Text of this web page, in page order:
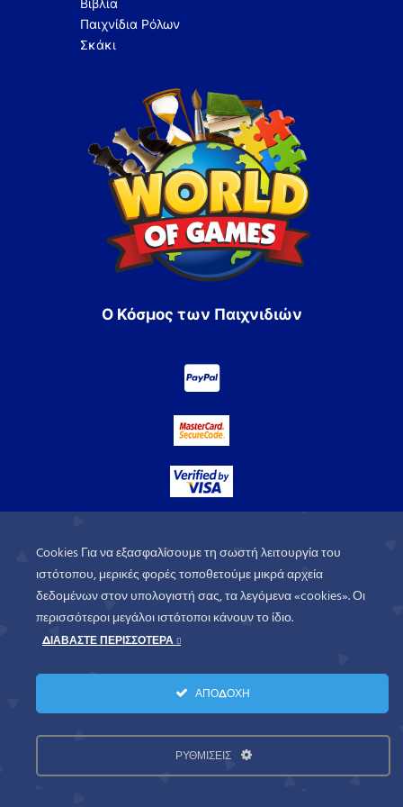
Βιβλία
Παιχνίδια Ρόλων
Σκάκι
Ο Κόσμος των Παιχνιδιών
© 2026. All rights
Πολιτική Απορρήτου Όροι Χρήσης
Cookies Για να εξασφαλίσουμε τη σωστή λειτουργία του
ιστότοπου, μερικές φορές τοποθετούμε μικρά αρχεία
δεδομένων στον υπολογιστή σας, τα λεγόμενα «cookies». Οι
περισσότεροι μεγάλοι ιστότοποι κάνουν το ίδιο.
ΔΙΑΒΑΣΤΕ ΠΕΡΙΣΣΟΤΕΡΑ
ΑΠΟΔΟΧΗ
ΡΥΘΜΙΣΕΙΣ